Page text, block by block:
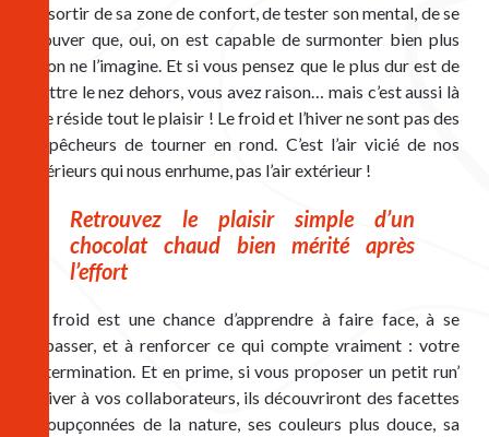
de sortir de sa zone de confort, de tester son mental, de se
prouver que, oui, on est capable de surmonter bien plus
qu’on ne l’imagine. Et si vous pensez que le plus dur est de
mettre le nez dehors, vous avez raison… mais c’est aussi là
que réside tout le plaisir ! Le froid et l’hiver ne sont pas des
empêcheurs de tourner en rond. C’est l’air vicié de nos
intérieurs qui nous enrhume, pas l’air extérieur !
Retrouvez le plaisir simple d’un
chocolat chaud bien mérité après
l’effort
Le froid est une chance d’apprendre à faire face, à se
dépasser, et à renforcer ce qui compte vraiment : votre
détermination. Et en prime, si vous proposer un petit run’
d’hiver à vos collaborateurs, ils découvriront des facettes
insoupçonnées de la nature, ses couleurs plus douce, sa